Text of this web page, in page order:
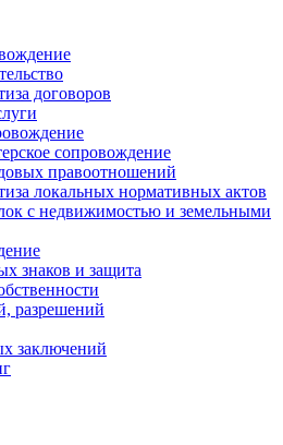
договоров
сопровождение
правоотношений
локальных нормативных актов
с недвижимостью и земельными
знаков и защита
разрешений
заключений